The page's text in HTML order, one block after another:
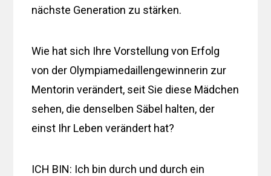
nächste Generation zu stärken.
Wie hat sich Ihre Vorstellung von Erfolg
von der Olympiamedaillengewinnerin zur
Mentorin verändert, seit Sie diese Mädchen
sehen, die denselben Säbel halten, der
einst Ihr Leben verändert hat?
ICH BIN: Ich bin durch und durch ein